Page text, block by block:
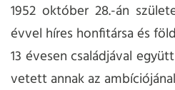
1952 október 28.-án
évvel híres honfitársa és
13 évesen családjával
vetett annak az